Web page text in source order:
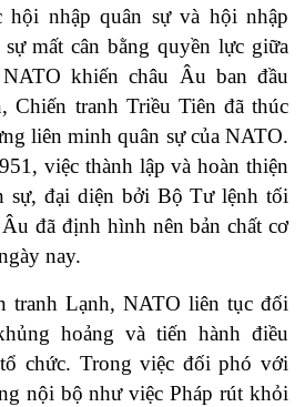
nhập quân sự và hội nhập
mất cân bằng quyền lực giữa
khiến châu Âu ban đầu
Chiến tranh Triều Tiên đã thúc
liên minh quân sự của NATO.
việc thành lập và hoàn thiện
sự, đại diện bởi Bộ Tư lệnh tối
đã định hình nên bản chất cơ
nay.
tranh Lạnh, NATO liên tục đối
hoảng và tiến hành điều
chức. Trong việc đối phó với
nội bộ như việc Pháp rút khỏi